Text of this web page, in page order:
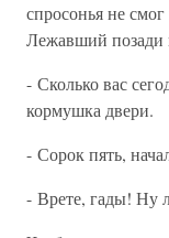
спросонья не
Лежавший позади
- Сколько вас
кормушка двери.
- Сорок пять,
- Врете, гады! Ну